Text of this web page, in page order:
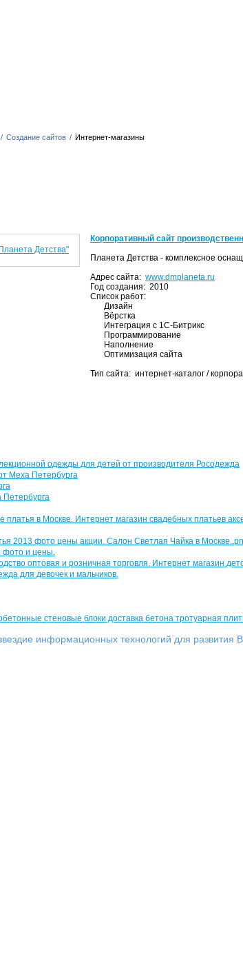
/ Создание сайтов / Интернет-магазины
Корпоративный сайт
Планета Детства - комплексное
Адрес сайта: www.dmplaneta.ru
Год создания: 2010
Список работ:
Дизайн
Вёрстка
Интеграция с 1С-Битрикс
Программирование
Наполнение
Оптимизация сайта
Тип сайта: интернет-каталог /
информационных технологий для развития